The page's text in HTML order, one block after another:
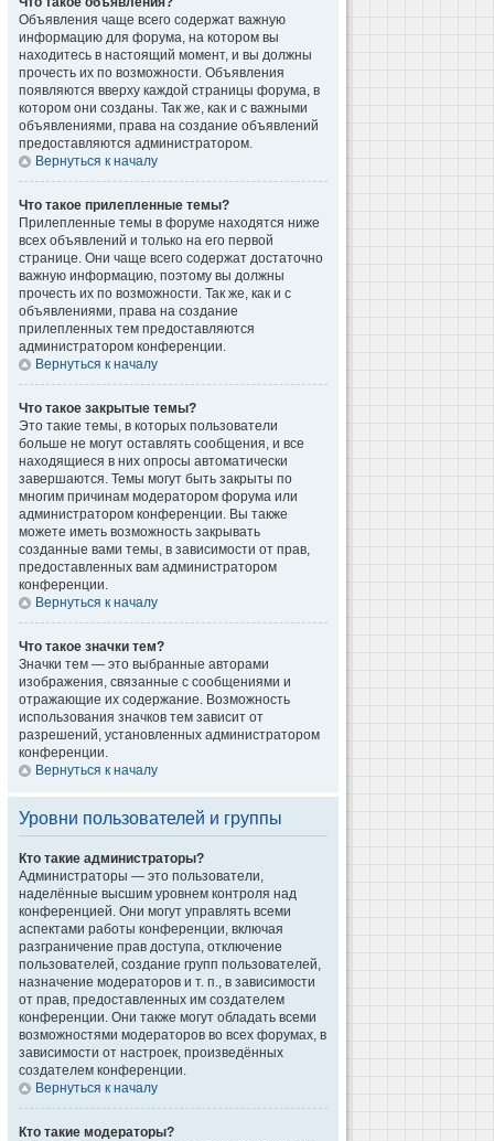
Объявления чаще всего содержат важную
информацию для форума, на котором вы
находитесь в настоящий момент, и вы должны
прочесть их по возможности. Объявления
появляются вверху каждой страницы форума, в
котором они созданы. Так же, как и с важными
объявлениями, права на создание объявлений
предоставляются администратором.
Вернуться к началу
Что такое прилепленные темы?
Прилепленные темы в форуме находятся ниже
всех объявлений и только на его первой
странице. Они чаще всего содержат достаточно
важную информацию, поэтому вы должны
прочесть их по возможности. Так же, как и с
объявлениями, права на создание
прилепленных тем предоставляются
администратором конференции.
Вернуться к началу
Что такое закрытые темы?
Это такие темы, в которых пользователи
больше не могут оставлять сообщения, и все
находящиеся в них опросы автоматически
завершаются. Темы могут быть закрыты по
многим причинам модератором форума или
администратором конференции. Вы также
можете иметь возможность закрывать
созданные вами темы, в зависимости от прав,
предоставленных вам администратором
конференции.
Вернуться к началу
Что такое значки тем?
Значки тем — это выбранные авторами
изображения, связанные с сообщениями и
отражающие их содержание. Возможность
использования значков тем зависит от
разрешений, установленных администратором
конференции.
Вернуться к началу
Уровни пользователей и группы
Кто такие администраторы?
Администраторы — это пользователи,
наделённые высшим уровнем контроля над
конференцией. Они могут управлять всеми
аспектами работы конференции, включая
разграничение прав доступа, отключение
пользователей, создание групп пользователей,
назначение модераторов и т. п., в зависимости
от прав, предоставленных им создателем
конференции. Они также могут обладать всеми
возможностями модераторов во всех форумах, в
зависимости от настроек, произведённых
создателем конференции.
Вернуться к началу
Кто такие модераторы?